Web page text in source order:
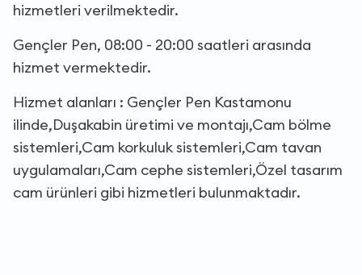
hizmetleri verilmektedir.
Gençler Pen, 08:00 - 20:00 saatleri arasında
hizmet vermektedir.
Hizmet alanları : Gençler Pen Kastamonu
ilinde,Duşakabin üretimi ve montajı,Cam bölme
sistemleri,Cam korkuluk sistemleri,Cam tavan
uygulamaları,Cam cephe sistemleri,Özel tasarım
cam ürünleri gibi hizmetleri bulunmaktadır.